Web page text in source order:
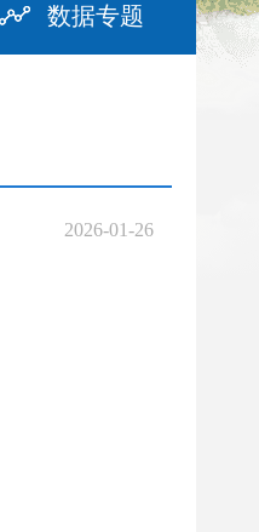
数据专题
2026-01-26